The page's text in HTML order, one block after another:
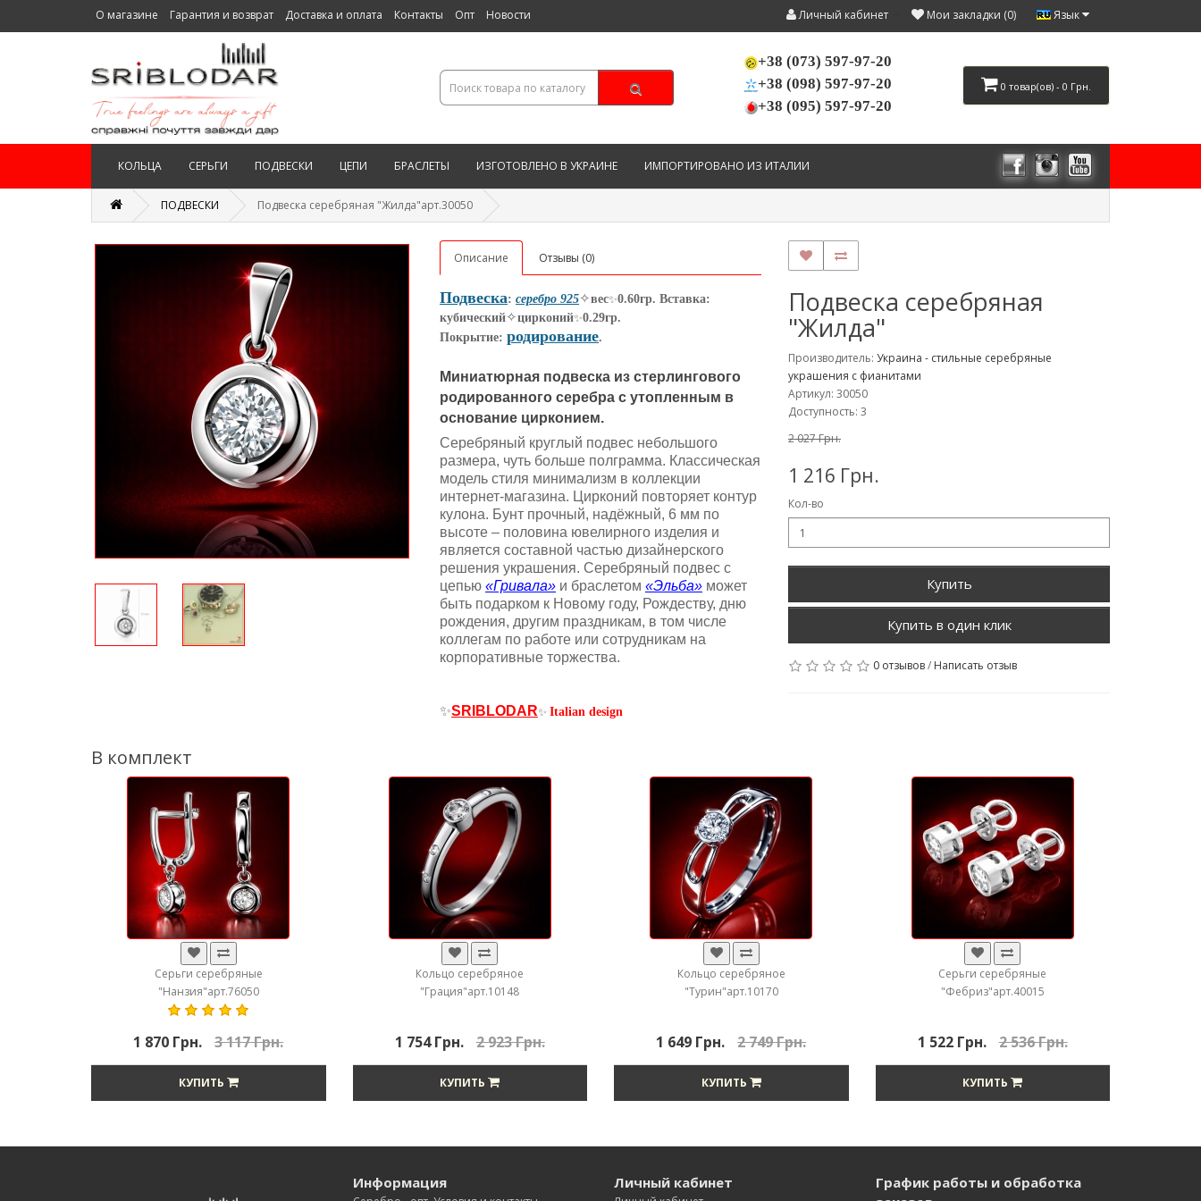
О магазине Гарантия и возврат Доставка и оплата Контакты Опт Новости Личный кабинет Мои закладки (0) Язык
+38 (073) 597-97-20
+38 (098) 597-97-20
+38 (095) 597-97-20
0 товар(ов) - 0 Грн.
КОЛЬЦА СЕРЬГИ ПОДВЕСКИ ЦЕПИ БРАСЛЕТЫ ИЗГОТОВЛЕНО В УКРАИНЕ ИМПОРТИРОВАНО ИЗ ИТАЛИИ
ПОДВЕСКИ Подвеска серебряная "Жилда"арт.30050
Описание Отзывы (0)
Подвеска: серебро 925✧вес✨0.60гр. Вставка:
кубический✧цирконий✨0.29гр.
Покрытие: родирование.
Миниатюрная подвеска из стерлингового
родированного серебра с утопленным в
основание цирконием.
Серебряный круглый подвес небольшого
размера, чуть больше полграмма. Классическая
модель стиля минимализм в коллекции
интернет-магазина. Цирконий повторяет контур
кулона. Бунт прочный, надёжный, 6 мм по
высоте – половина ювелирного изделия и
является составной частью дизайнерского
решения украшения. Серебряный подвес с
цепью «Гривала» и браслетом «Эльба» может
быть подарком к Новому году, Рождеству, дню
рождения, другим праздникам, в том числе
коллегам по работе или сотрудникам на
корпоративные торжества.
✨SRIBLODAR✨ Italian design
Подвеска серебряная
"Жилда"
Производитель: Украина - стильные серебряные
украшения с фианитами
Артикул: 30050
Доступность: 3
2 027 Грн.
1 216 Грн.
Кол-во
Купить
0 отзывов/ Написать отзыв
В комплект
Серьги серебряные
"Нанзия"арт.76050
1 870 Грн. 3 117 Грн.
КУПИТЬ
Кольцо серебряное
"Грация"арт.10148
1 754 Грн. 2 923 Грн.
КУПИТЬ
Кольцо серебряное
"Турин"арт.10170
1 649 Грн. 2 749 Грн.
КУПИТЬ
Серьги серебряные
"Фебриз"арт.40015
1 522 Грн. 2 536 Грн.
КУПИТЬ
Информация Личный кабинет
График работы и обработка